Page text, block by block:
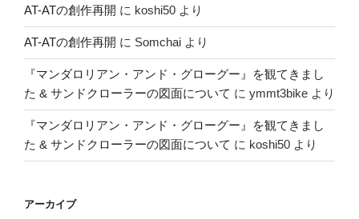
AT-ATの創作再開 に koshi50 より
AT-ATの創作再開 に Somchai より
『マンダロリアン・アンド・グローグー』を観てきまし
た & サンドクローラーの図面について に ymmt3bike より
『マンダロリアン・アンド・グローグー』を観てきまし
た & サンドクローラーの図面について に koshi50 より
アーカイブ